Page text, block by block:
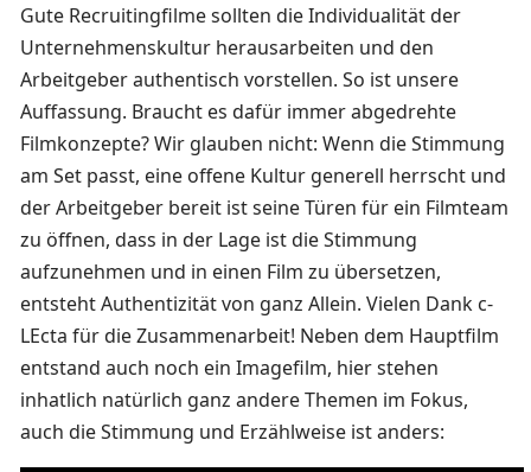
Gute Recruitingfilme sollten die Individualität der
Unternehmenskultur herausarbeiten und den
Arbeitgeber authentisch vorstellen. So ist unsere
Auffassung. Braucht es dafür immer abgedrehte
Filmkonzepte? Wir glauben nicht: Wenn die Stimmung
am Set passt, eine offene Kultur generell herrscht und
der Arbeitgeber bereit ist seine Türen für ein Filmteam
zu öffnen, dass in der Lage ist die Stimmung
aufzunehmen und in einen Film zu übersetzen,
entsteht Authentizität von ganz Allein. Vielen Dank c-
LEcta für die Zusammenarbeit! Neben dem Hauptfilm
entstand auch noch ein Imagefilm, hier stehen
inhatlich natürlich ganz andere Themen im Fokus,
auch die Stimmung und Erzählweise ist anders: